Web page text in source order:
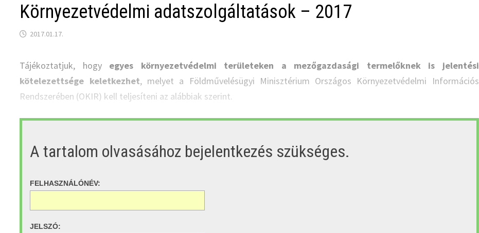
Környezetvédelmi adatszolgáltatások – 2017
2017.01.17.
Tájékoztatjuk, hogy egyes környezetvédelmi területeken a mezőgazdasági termelőknek is jelentési
kötelezettsége keletkezhet, melyet a Földművelésügyi Minisztérium Országos Környezetvédelmi Információs
Rendszerében (OKIR) kell teljesíteni az alábbiak szerint.
A tartalom olvasásához bejelentkezés szükséges.
FELHASZNÁLÓNÉV:
JELSZÓ: